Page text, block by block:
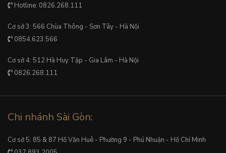
Hotline: 0826.268.111
Cơ sở 3: 566 Chùa Thông - Sơn Tây - Hà Nội
0854.623.566
Cơ sở 4: 512 Hà Huy Tập - Gia Lâm - Hà Nội
0826.268.111
Chi nhánh Sài Gòn:
Cơ sở 5: 85 & 87 Hồ Văn Huê - Phường 9 - Phú Nhuận - Hồ Chí Minh